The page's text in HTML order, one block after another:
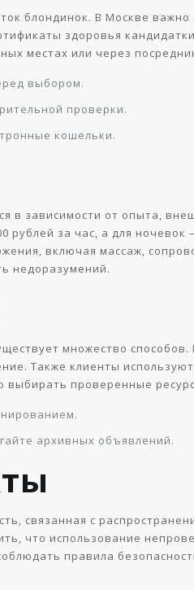
блондинок. В Москве
здоровья
местах или через
выбором.
проверки.
кошельки.
в зависимости от опыта,
рублей за час, а для ночевок
включая массаж,
недоразумений.
множество
Также клиенты
проверенные
архивных объявлений.
связанная с
что использование
правила